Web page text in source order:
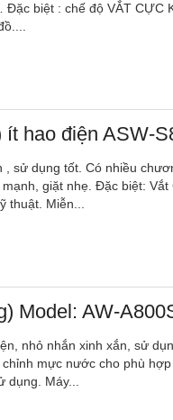
biệt : chế độ VẮT CỰC
ít hao điện ASW-
, sử dụng tốt. Có nhiều
giặt nhẹ. Đặc biệt: Vắt
thuật. Miễn...
Model: AW-
nhỏ nhắn xinh xắn, sử
mực nước cho phù
dụng. Máy...